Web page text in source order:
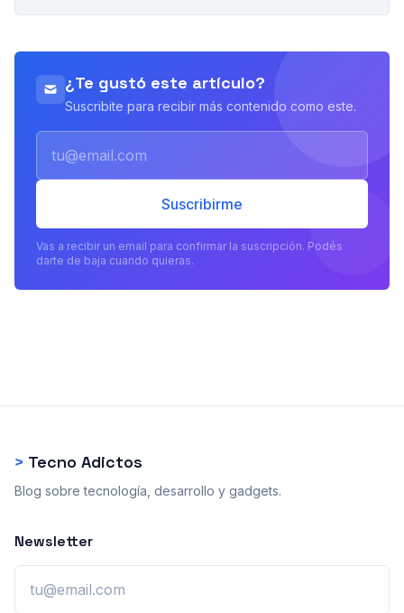
¿Te gustó este artículo?
Suscribite para recibir más contenido como este.
Suscribirme
Vas a recibir un email para confirmar la suscripción. Podés
darte de baja cuando quieras.
> Tecno Adictos
Blog sobre tecnología, desarrollo y gadgets.
Newsletter